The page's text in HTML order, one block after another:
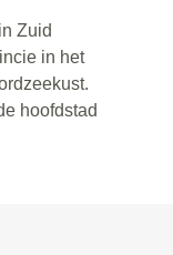
Zuid
in het
hoofdstad